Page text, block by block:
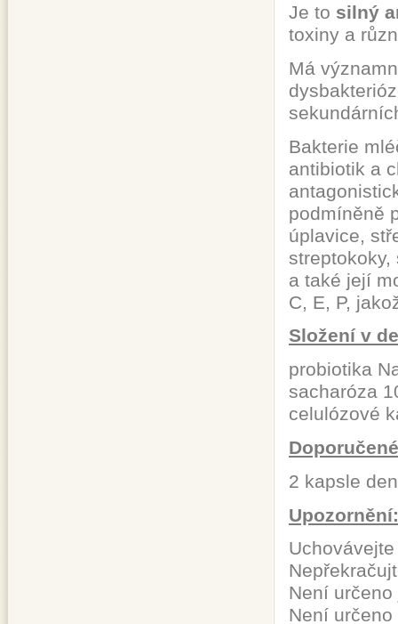
Je to silný
toxiny a
Má
Bakterie
antibiotik a
podmíněně
úplavice,
a také její
C, E, P,
Složení v
probiotika
sacharóza
celulózové
2 kapsle
Upozornění:
Není
Není